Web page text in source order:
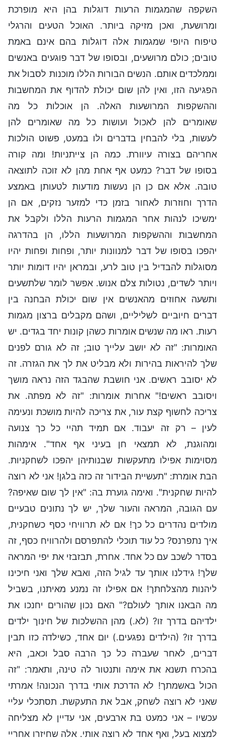
השקפה שהמגמות הרעות דוגלות בהן היא מופרכת
ומרושעת, ואכן מזיקה ביותר. האוכל הטעים והרגלי
טיפוח היופי שמגמות אלה דוגלות בהם אינם באמת
טובים; כולם מרושעים, ובסופו של דבר פוגעים באנשים
וממלכדים אותם. הנשים הבורות הללו מוכנות לסבול את
הפגיעה הזו, ואין להן שום יכולת להדוף את המחשבות
וההשקפות המרושעות האלה. הן אוכלות כל מה
שאומרים להן לאכול ועושות כל מה שאומרים להן
לעשות, בלי להבחין בדברים ולו במעט, פשוט הולכות
אחריהם בצורה עיוורת. כמה הן צייתניות! ומה קורה
בסופו של דבר? כמעט אף אחת מהן לא זוכה לתוצאה
טובה. אלא אם כן הן נעשות מודעות לטעותן באמצע
הדרך וחוזרות לאחור בזמן כדי למזער נזקים, אם הן
ימשיכו לנהות אחר המגמות הרעות הללו ולקבל את
המחשבות וההשקפות המרושעות הללו, הן בהדרגה
יהפכו בסופו של דבר למנוונות יותר, ופחות ופחות יהיו
מסוגלות להבדיל בין טוב לרע, ובמראן יהיו דומות יותר
ויותר לשדים, נטולות צלם אנוש. אפשר לומר שלתשעים
ותשעה אחוזים מהאנשים אין שום יכולת הבחנה בין
דברים חיוביים לשליליים, ושהם מקבלים ברצון מגמות
רעות. ראו מה שנשים אומרות כשהן קונות יחד בגדים. יש
האומרות: "זה לא יושב עלייך טוב; זה לא גורם לפנים
שלך להיראות בהירות ולא מבליט את לך את הגזרה. זה
לא יסובב ראשים. אני חושבת שהבגד הזה נראה מושך
ויסובב ראשים!" אחרות אומרות: "זה לא מפתה. את
צריכה לחשוף קצת עור, את צריכה להיות מושכת ונעימה
לעין – רק זה יעבוד. אם תמיד תהיי כל כך צנועה
ומהוגנת, לא תמצאי חן בעיני אף אחד". אימהות
מסוימות אפילו מתעקשות שבנותיהן יהפכו לשחקניות.
הבת אומרת: "תעשיית הבידור זה כזה בלגן! אני לא רוצה
להיות שחקנית". ואימה גוערת בה: "אין לך שום שאיפה?
עם הגובה, המראה והעור שלך, יש לך נתונים טבעיים
מולדים נהדרים כל כך! אם לא תרוויחי כסף כשחקנית,
איך נתפרנס? כל עוד תוכלי להתפרסם ולהרוויח כסף, זה
בסדר לשכב עם כל אחד. אחרת, תבזבזי את יפי המראה
שלך! גידלנו אותך עד לגיל הזה, ואבא שלך ואני חיכינו
ליהנות מהצלחתך! אם אפילו זה נמנע מאיתנו, בשביל
מה הבאנו אותך לעולם?" האם נכון שהורים יחנכו את
ילדיהם בדרך זו? (לא.) מהן ההשלכות של חינוך ילדים
בדרך זו? (הילדים נפגעים.) יום אחד, כשילדה כזו תבין
דברים, לאחר שעברה כל כך הרבה סבל וכאב, היא
בהכרח תשנא את אימה ותנטור לה טינה, ותאמר: "זה
הכול באשמתך! לא הדרכת אותי בדרך הנכונה! אמרתי
שאני לא רוצה לשחק, אבל את התעקשת. תסתכלי עליי
עכשיו – אני כמעט בת ארבעים, אני עדיין לא מצליחה
למצוא בעל, ואף אחד לא רוצה אותי. אלה שחיזרו אחריי